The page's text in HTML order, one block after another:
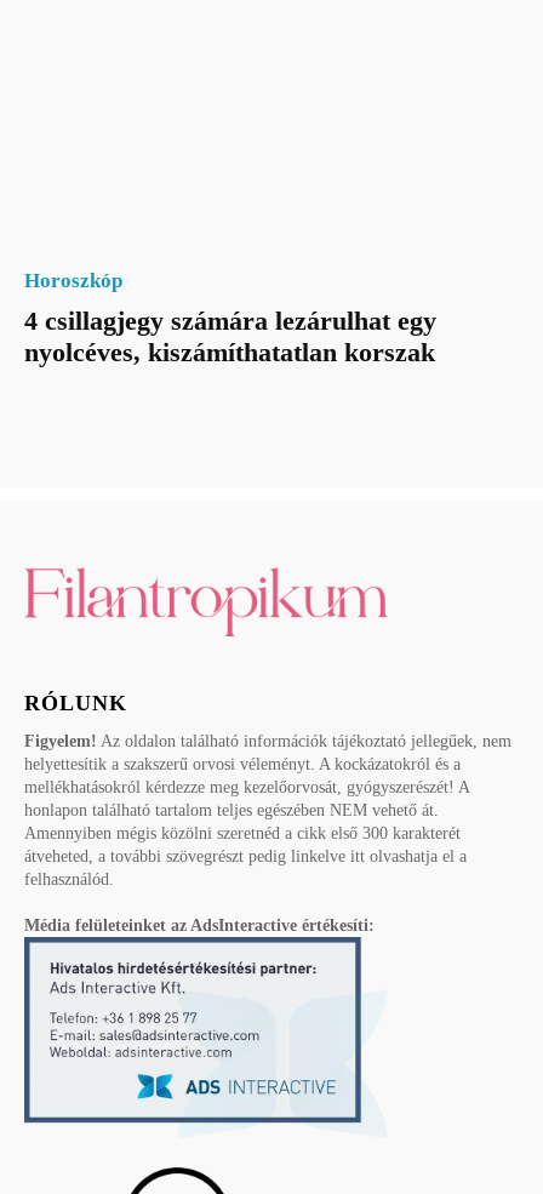
Horoszkóp
4 csillagjegy számára lezárulhat egy
nyolcéves, kiszámíthatatlan korszak
RÓLUNK
Figyelem! Az oldalon található információk tájékoztató jellegűek, nem
helyettesítik a szakszerű orvosi véleményt. A kockázatokról és a
mellékhatásokról kérdezze meg kezelőorvosát, gyógyszerészét! A
honlapon található tartalom teljes egészében NEM vehető át.
Amennyiben mégis közölni szeretnéd a cikk első 300 karakterét
átveheted, a további szövegrészt pedig linkelve itt olvashatja el a
felhasználód.
Média felületeinket az AdsInteractive értékesíti: